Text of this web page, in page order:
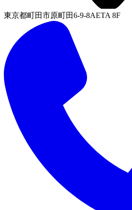
東京都町田市原町田6-9-8AETA 8F